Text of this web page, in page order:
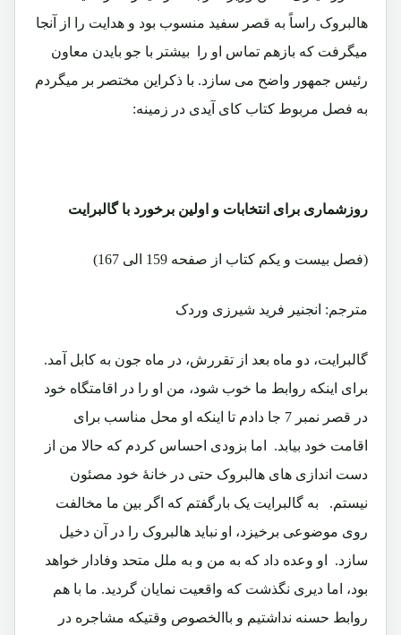
هالبروک راساً به قصر سفید منسوب بود و هدایت را از آنجا
میگرفت که بازهم تماس او را بیشتر با جو بایدن معاون
رئیس جمهور واضح می سازد. با ذکراین مختصر بر میگردم
به فصل مربوط کتاب کای آیدی در زمینه:
روزشماری برای انتخابات و اولین برخورد با گالبرایت
(فصل بیست و یکم کتاب از صفحه 159 الی 167)
مترجم: انجنیر فرید شیرزی وردک
گالبرایت، دو ماه بعد از تقررش، در ماه جون به کابل آمد.‏
برای اینکه روابط ما خوب شود، من او را در اقامتگاه خود
در قصر نمبر 7 جا دادم تا اینکه او محل مناسب برای
اقامت خود بیابد.‏ اما بزودی احساس کردم که حالا من از
دست اندازی های هالبروک حتی در خانۀ خود مصئون
نیستم.‏ به گالبرایت یک بارگفتم که اگر بین ما مخالفت
روی موضوعی برخیزد، او نباید هالبروک را در آن دخیل
سازد.‏ او وعده داد که به من و به ملل متحد وفادار خواهد
بود، اما دیری نگذشت که واقعیت نمایان گردید. ما با هم
روابط حسنه نداشتیم و باالخصوص وقتیکه مشاجره در